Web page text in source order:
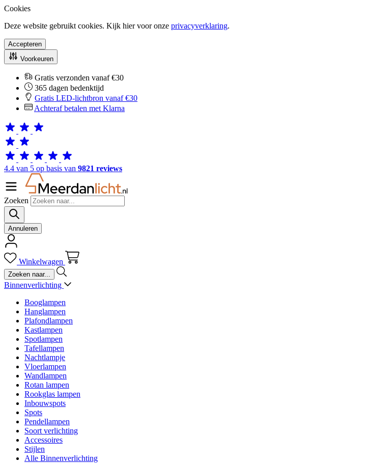
Cookies
Deze website gebruikt cookies. Kijk hier voor onze privacyverklaring.
Accepteren
Voorkeuren
Gratis verzonden vanaf €30
365 dagen bedenktijd
Gratis LED-lichtbron vanaf €30
Achteraf betalen met Klarna
4.4 van 5 op basis van 9821 reviews
Zoeken
Annuleren
Winkelwagen
Binnenverlichting
Booglampen
Hanglampen
Plafondlampen
Kastlampen
Spotlampen
Tafellampen
Nachtlampje
Vloerlampen
Wandlampen
Rotan lampen
Rookglas lampen
Inbouwspots
Spots
Pendellampen
Soort verlichting
Accessoires
Stijlen
Alle Binnenverlichting